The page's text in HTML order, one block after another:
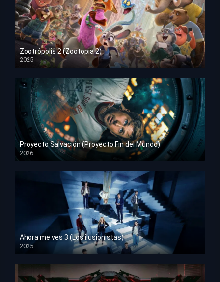
Zootrópolis 2 (Zootopia 2)
2025
HD 1080p
Proyecto Salvación (Proyecto Fin del Mundo)
2026
HD 1080p
Ahora me ves 3 (Los ilusionistas)
2025
HD 1080p